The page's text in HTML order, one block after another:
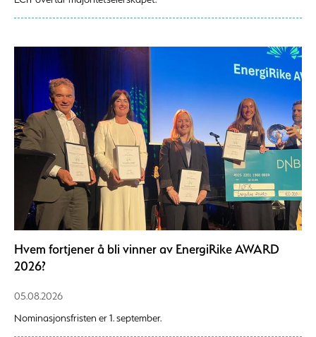
Hvem fortjener å bli vinner av EnergiRike AWARD
2026?
05.08.2026
Nominasjonsfristen er 1. september.